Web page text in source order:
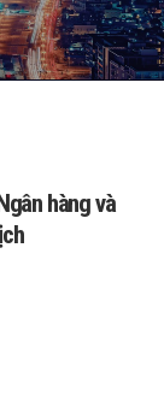
hàng và